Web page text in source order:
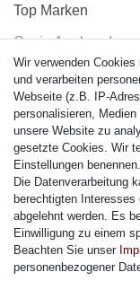
Top Marken
Casio Armband
Festina Armband
Citizen Armband
M. Lacroix Armband
J. Lemans Armband
Uhrenarmbänder -
Sicherheit
Wir verwenden
und verarbeiten
Webseite (z.B. IP-
personalisieren,
unsere Website zu
gesetzte Cookies. Wir
Einstellungen benennen.
Die Datenverarbeitung
berechtigten
abgelehnt werden. Es
Einwilligung zu einem
Beachten Sie unser
personenbezogener